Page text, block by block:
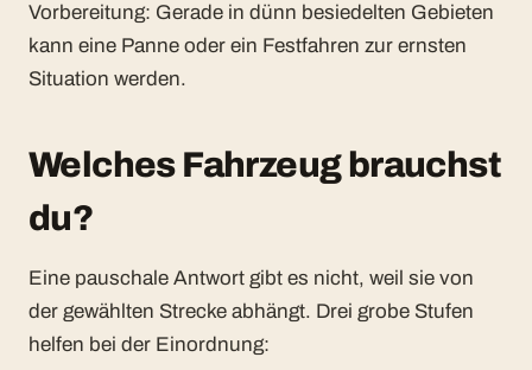
Vorbereitung: Gerade in dünn besiedelten Gebieten
kann eine Panne oder ein Festfahren zur ernsten
Situation werden.
Welches Fahrzeug brauchst
du?
Eine pauschale Antwort gibt es nicht, weil sie von
der gewählten Strecke abhängt. Drei grobe Stufen
helfen bei der Einordnung: